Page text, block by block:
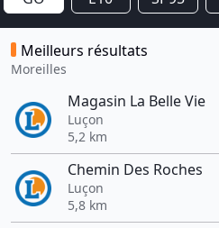
Meilleurs résultats
Moreilles
Magasin La Belle Vie
Luçon
5,2 km
Chemin Des Roches
Luçon
5,8 km